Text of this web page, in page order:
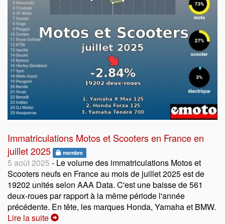
Immatriculations Motos et Scooters en France en
juillet 2025
membre
5 août 2025 - Le volume des immatriculations Motos et
Scooters neufs en France au mois de juillet 2025 est de
19202 unités selon AAA Data. C'est une baisse de 561
deux-roues par rapport à la même période l'année
précédente. En tête, les marques Honda, Yamaha et BMW.
Lire la suite